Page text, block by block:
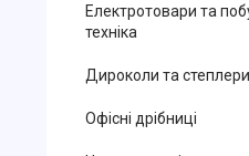
Електротовари та
техніка
Дироколи та степлери
Офісні дрібниці